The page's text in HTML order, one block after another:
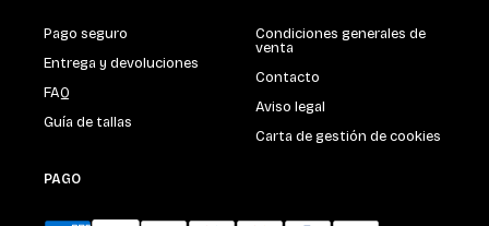
Pago seguro
Entrega y devoluciones
FAQ
Guía de tallas
Condiciones generales de
venta
Contacto
Aviso legal
Carta de gestión de cookies
PAGO